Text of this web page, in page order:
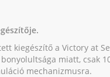
kiegészítő a Victory at
miatt, csak
mechanizmusra.